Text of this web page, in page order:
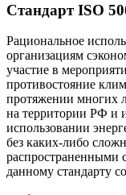
Стандарт ISO
Рациональное
организациям
участие в
противостояние
протяжении многих
на территории РФ и
использовании
без каких-либо
распространенными
данному стандарту